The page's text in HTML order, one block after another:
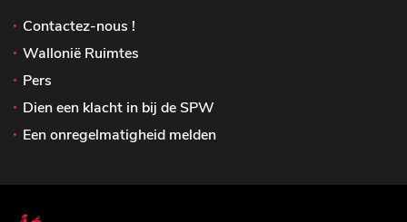
Contactez-nous !
Wallonië Ruimtes
Pers
Dien een klacht in bij de SPW
Een onregelmatigheid melden